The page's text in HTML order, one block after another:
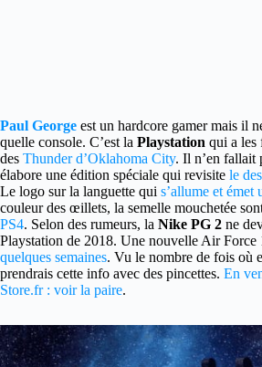
Paul George est un hardcore gamer mais il
quelle console. C’est la Playstation qui a les
des Thunder d’Oklahoma City. Il n’en fallait
élabore une édition spéciale qui revisite le
Le logo sur la languette qui s’allume et émet
couleur des œillets, la semelle mouchetée
PS4. Selon des rumeurs, la Nike PG 2 ne
Playstation de 2018. Une nouvelle Air Force
quelques semaines. Vu le nombre de fois où
prendrais cette info avec des pincettes. En
Store.fr : voir la paire.